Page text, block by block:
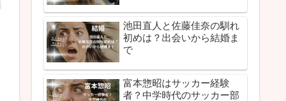
池田直人と佐藤佳奈の馴れ
初めは？出会いから結婚ま
で
富本惣昭はサッカー経験
者？中学時代のサッカー部